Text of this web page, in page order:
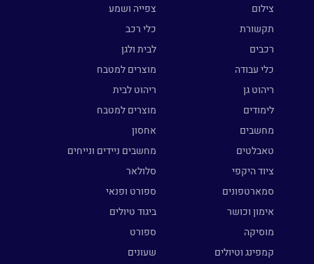
צילום
צפייה ושמע
תקשורת
כלי רכב
רכבים
לבית ולגן
כלי עבודה
מוצרים למטבח
ריהוט גן
ריהוט לבית
לימודים
מוצרים למטבח
מחשבים
אחסון
טאבלטים
מחשבים ניידים ונייחים
ציוד היקפי
סלולאר
סמארטפונים
ספורט ופנאי
אימון וכושר
ביגוד טיולים
מוסיקה
ספורט
קמפינג וטיולים
שעונים